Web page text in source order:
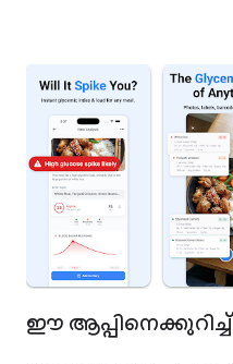
ഈ ആപ്പിനെക്കുറിച്ച്